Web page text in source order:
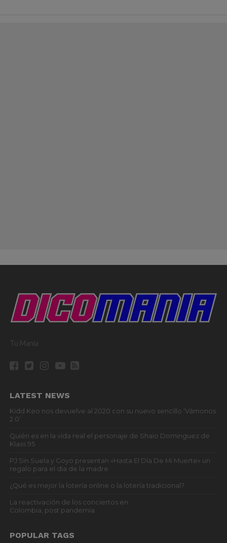
Tu Mania
LATEST NEWS
Kidd Keo nos devuelve al 2020 con su nuevo sencillo ‘Vámonos
2.0’
Quién es en la vida real el personaje de Shaio Dominguez de
Klass 95
PJ Sin Suela y Goyo presentan «Hasta El Día De Mi Muerte» un
regalo para el día de la madre
¿Qué es mejor la lotería online o la lotería tradicional?
La reactivación de los conciertos en
Colombia, post pandemia
POPULAR TAGS